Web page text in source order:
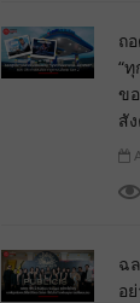
ถ
“
ข
สั
ฉ
อ